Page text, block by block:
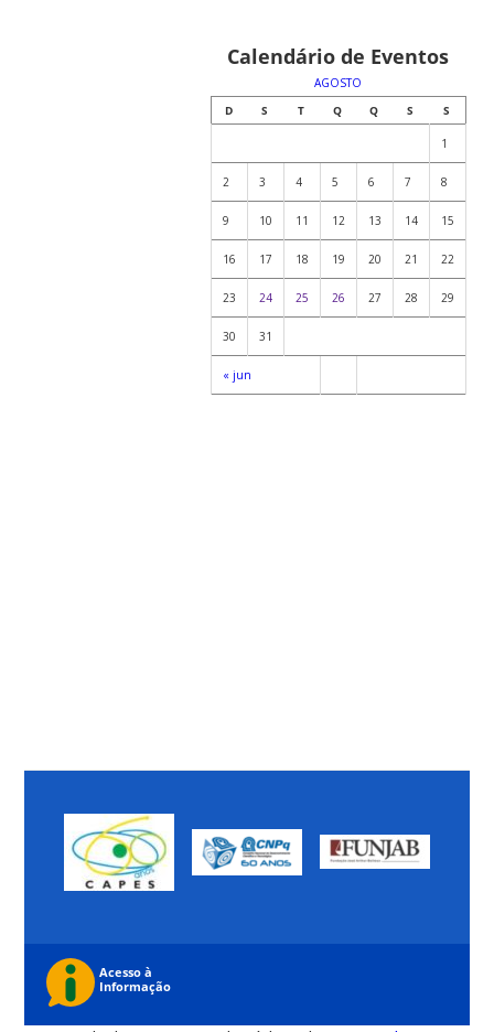
Calendário de Eventos
AGOSTO
D
S T Q Q S S
« jun
1
2 3 4 5 6 7 8
9 10 11 12 13 14 15
16 17 18 19 20 21 22
23 24 25 26 27 28 29
30 31